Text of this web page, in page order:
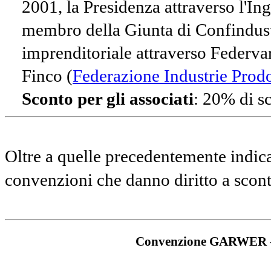
2001, la Presidenza attraverso
membro della Giunta di
imprenditoriale attraverso
Finco (Federazione Industrie
Sconto per gli associati: 20% di
Oltre a quelle precedentemente
convenzioni che danno diritto a
Convenzione